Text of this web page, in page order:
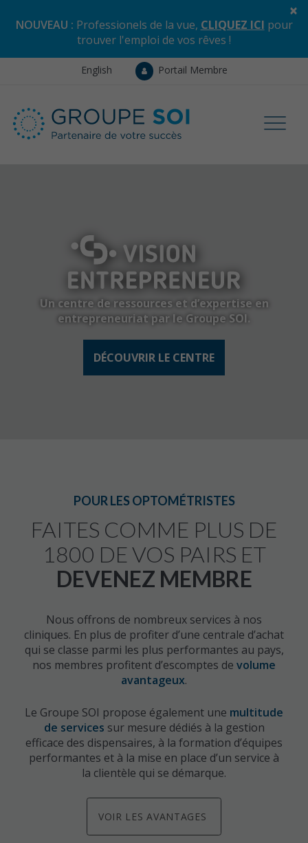
NOUVEAU : Professionels de la vue, CLIQUEZ ICI pour
trouver l'emploi de vos rêves !
×
English Portail Membre
Un centre de ressources et d’expertise en
entrepreneuriat par le Groupe SOI.
DÉCOUVRIR LE CENTRE
Un regroupement
d’optométristes présent
à travers le Canada
Le Groupe SOI (Services Optométriques Inc.)
innove au nom des optométristes propriétaires
et de leurs patients depuis plus de 40 ans.
NOUVEAU
Professionels de la vue,
POUR LES OPTOMÉTRISTES
FAITES COMME PLUS DE
1800 DE VOS PAIRS ET
DEVENEZ MEMBRE
Nous offrons de nombreux services à nos
cliniques. En plus de profiter d’une centrale d’achat
qui se classe parmi les plus performantes au pays,
nos membres profitent d’escomptes de volume
avantageux.
Le Groupe SOI propose également une multitude
de services sur mesure dédiés à la gestion
efficace des dispensaires, à la formation d’équipes
performantes et à la mise en place d’un service à
la clientèle qui se démarque.
VOIR LES AVANTAGES